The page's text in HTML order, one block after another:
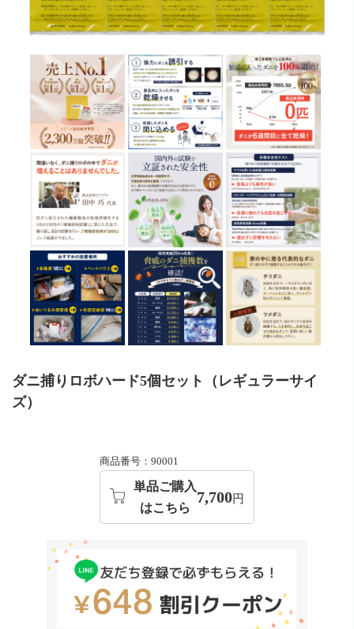
ダニ捕りロボハード5個セット（レギュラーサイ
ズ）
商品番号：90001
単品ご購入
はこちら
7,700円